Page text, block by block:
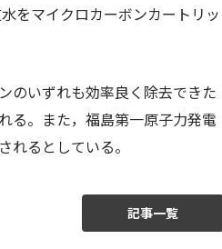
をマイクロカーボンカートリッ
のいずれも効率良く除去できた
る。また，福島第一原子力発電
るとしている。
記事一覧